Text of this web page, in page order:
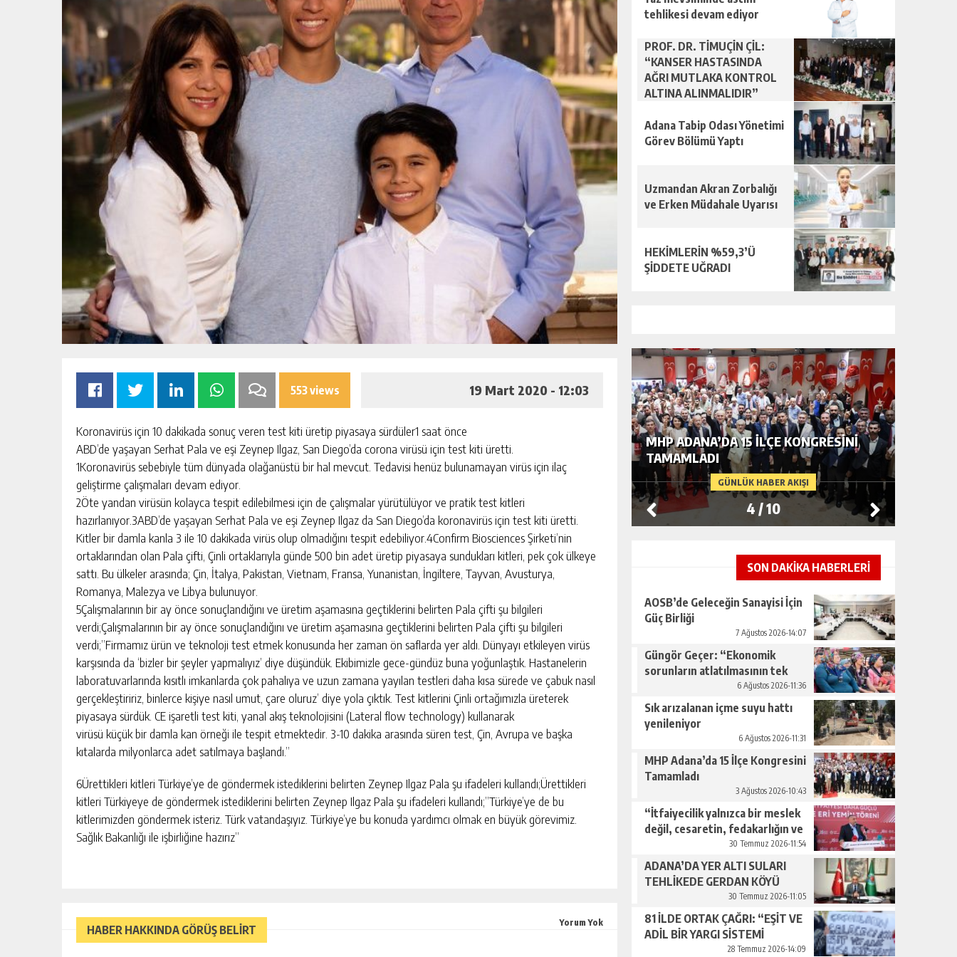
553 views 19 Mart 2020 - 12:03
Koronavirüs için 10 dakikada sonuç veren test kiti üretip piyasaya sürdüler1 saat önce
ABD’de yaşayan Serhat Pala ve eşi Zeynep Ilgaz, San Diego’da corona virüsü için test kiti üretti.
1Koronavirüs sebebiyle tüm dünyada olağanüstü bir hal mevcut. Tedavisi henüz bulunamayan virüs için ilaç
geliştirme çalışmaları devam ediyor.
2Öte yandan virüsün kolayca tespit edilebilmesi için de çalışmalar yürütülüyor ve pratik test kitleri
hazırlanıyor.3ABD’de yaşayan Serhat Pala ve eşi Zeynep Ilgaz da San Diego’da koronavirüs için test kiti üretti.
Kitler bir damla kanla 3 ile 10 dakikada virüs olup olmadığını tespit edebiliyor.4Confirm Biosciences Şirketi’nin
ortaklarından olan Pala çifti, Çinli ortaklarıyla günde 500 bin adet üretip piyasaya sundukları kitleri, pek çok ülkeye
sattı. Bu ülkeler arasında; Çin, İtalya, Pakistan, Vietnam, Fransa, Yunanistan, İngiltere, Tayvan, Avusturya,
Romanya, Malezya ve Libya bulunuyor.
5Çalışmalarının bir ay önce sonuçlandığını ve üretim aşamasına geçtiklerini belirten Pala çifti şu bilgileri
verdi;Çalışmalarının bir ay önce sonuçlandığını ve üretim aşamasına geçtiklerini belirten Pala çifti şu bilgileri
verdi;”Firmamız ürün ve teknoloji test etmek konusunda her zaman ön saflarda yer aldı. Dünyayı etkileyen virüs
karşısında da ‘bizler bir şeyler yapmalıyız’ diye düşündük. Ekibimizle gece-gündüz buna yoğunlaştık. Hastanelerin
laboratuvarlarında kısıtlı imkanlarda çok pahalıya ve uzun zamana yayılan testleri daha kısa sürede ve çabuk nasıl
gerçekleştiririz, binlerce kişiye nasıl umut, çare oluruz’ diye yola çıktık. Test kitlerini Çinli ortağımızla üreterek
piyasaya sürdük. CE işaretli test kiti, yanal akış teknolojisini (Lateral flow technology) kullanarak
virüsü küçük bir damla kan örneği ile tespit etmektedir. 3-10 dakika arasında süren test, Çin, Avrupa ve başka
kıtalarda milyonlarca adet satılmaya başlandı.”
6Ürettikleri kitleri Türkiye’ye de göndermek istediklerini belirten Zeynep Ilgaz Pala şu ifadeleri kullandı;Ürettikleri
kitleri Türkiyeye de göndermek istediklerini belirten Zeynep Ilgaz Pala şu ifadeleri kullandı;”Türkiye’ye de bu
kitlerimizden göndermek isteriz. Türk vatandaşıyız. Türkiye’ye bu konuda yardımcı olmak en büyük görevimiz.
Sağlık Bakanlığı ile işbirliğine hazırız”
HABER HAKKINDA GÖRÜŞ BELİRT
Yorum Yok
tehlikesi devam ediyor
PROF. DR. TİMUÇİN ÇİL:
“KANSER HASTASINDA
AĞRI MUTLAKA KONTROL
ALTINA ALINMALIDIR”
Adana Tabip Odası Yönetimi
Görev Bölümü Yaptı
Uzmandan Akran Zorbalığı
ve Erken Müdahale Uyarısı
HEKİMLERİN %59,3’Ü
ŞİDDETE UĞRADI
GÜNLÜK HABER AKIŞI
SIK ARIZALANAN IÇME SUYU HATTI
YENILENIYOR
MHP ADANA’DA 15 İLÇE KONGRESINI
TAMAMLADI
GÜNLÜK HABER AKIŞI
“İTFAIYECILIK YALNIZCA BIR MESLEK
DEĞIL, CESARETIN, FEDAKARLIĞIN VE
INSAN SEVGISININ EN GÜÇLÜ
TEMSILIDIR.”
5/10
SON DAKİKA HABERLERİ
AOSB’de Geleceğin Sanayisi İçin
Güç Birliği
7 Ağustos 2026-14:07
Güngör Geçer: “Ekonomik
sorunların atlatılmasının tek
yolu üretimi artırmaktan
geçiyor.”
6 Ağustos 2026-11:36
Sık arızalanan içme suyu hattı
yenileniyor
6 Ağustos 2026-11:31
MHP Adana’da 15 İlçe Kongresini
Tamamladı
3 Ağustos 2026-10:43
“İtfaiyecilik yalnızca bir meslek
değil, cesaretin, fedakarlığın ve
insan sevgisinin en güçlü
temsilidir.”
30 Temmuz 2026-11:54
ADANA’DA YER ALTI SULARI
TEHLİKEDE GERDAN KÖYÜ
SANAYİ SUYU CENDERESİNDE
30 Temmuz 2026-11:05
81 İLDE ORTAK ÇAĞRI: “EŞİT VE
ADİL BİR YARGI SİSTEMİ
28 Temmuz 2026-14:09